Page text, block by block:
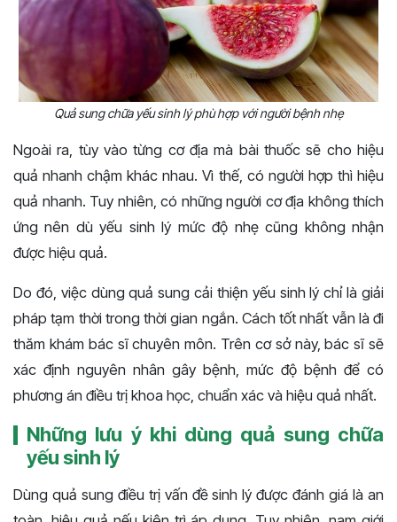
Quả sung chữa yếu sinh lý phù hợp với người bệnh nhẹ
Ngoài ra, tùy vào từng cơ địa mà bài thuốc sẽ cho hiệu
quả nhanh chậm khác nhau. Vì thế, có người hợp thì hiệu
quả nhanh. Tuy nhiên, có những người cơ địa không thích
ứng nên dù yếu sinh lý mức độ nhẹ cũng không nhận
được hiệu quả.
Do đó, việc dùng quả sung cải thiện yếu sinh lý chỉ là giải
pháp tạm thời trong thời gian ngắn. Cách tốt nhất vẫn là đi
thăm khám bác sĩ chuyên môn. Trên cơ sở này, bác sĩ sẽ
xác định nguyên nhân gây bệnh, mức độ bệnh để có
phương án điều trị khoa học, chuẩn xác và hiệu quả nhất.
Những lưu ý khi dùng quả sung chữa
yếu sinh lý
Dùng quả sung điều trị vấn đề sinh lý được đánh giá là an